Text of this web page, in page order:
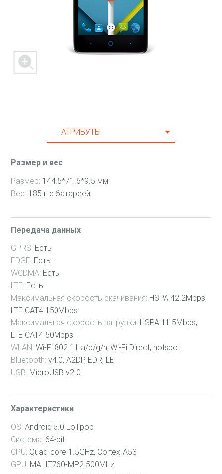
12 Мес
13 Мес
20 Мес
24 Мес
25 Мес
27 Мес
28 Мес
29 Мес
30 Мес
32 Мес
33 Мес
34 Мес
35 Мес
36 Мес
АТРИБУТЫ
ПОДДЕРЖКА
Размер и вес
Размер: 144.5*71.6*9.5 мм
Вес: 185 г с батареей
Передача данных
GPRS: Есть
EDGE: Есть
WCDMA: Есть
LTE: Есть
Максимальная скорость скачивания: HSPA 42.2Mbps,
LTE CAT4 150Mbps
Максимальная скорость загрузки: HSPA 11.5Mbps,
LTE CAT4 50Mbps
WLAN: Wi-Fi 802.11 a/b/g/n, Wi-Fi Direct, hotspot
Bluetooth: v4.0, A2DP, EDR, LE
USB: MicroUSB v2.0
Характеристики
OS: Android 5.0 Lollipop
Система: 64-bit
CPU: Quad-core 1.5GHz, Cortex-A53
GPU: MALIT760-MP2 500MHz